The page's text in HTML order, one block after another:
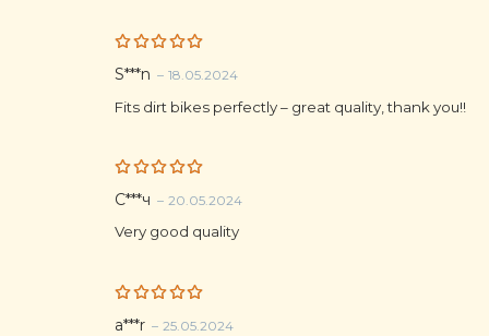
Rated5
S***n – 18.05.2024
Fits dirt bikes perfectly – great quality, thank you!!
Rated5
С***ч – 20.05.2024
Very good quality
Rated 5
a***r – 25.05.2024